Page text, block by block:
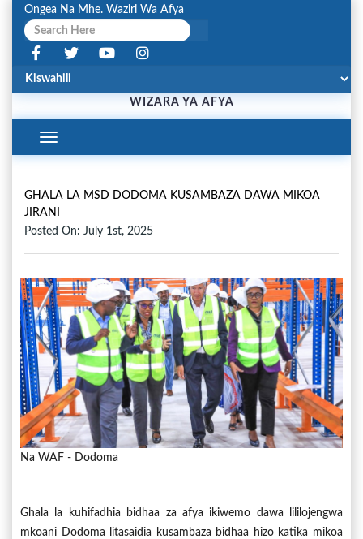
Ongea Na Mhe. Waziri Wa Afya
WIZARA YA AFYA
Toggle
Navigation
GHALA LA MSD DODOMA KUSAMBAZA DAWA MIKOA
JIRANI
Posted On: July 1st, 2025
Na WAF - Dodoma
Ghala la kuhifadhia bidhaa za afya ikiwemo dawa lililojengwa
mkoani Dodoma litasaidia kusambaza bidhaa hizo katika mikoa